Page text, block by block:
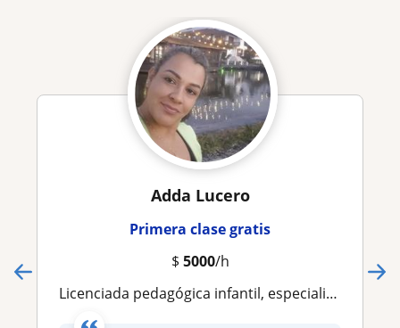
Adda Lucero
Primera clase gratis
$ 5000/h
Licenciada pedagógica infantil, especialista y Magister